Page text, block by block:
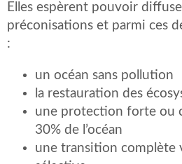
Elles espèrent pouvoir
préconisations et parmi ces
:
un océan sans pollution
la restauration des
une protection forte ou
30% de l’océan
une transition complète